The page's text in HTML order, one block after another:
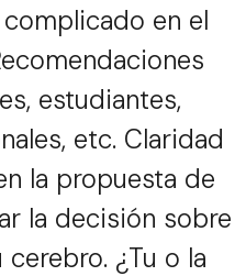
en el
estudiantes,
etc. Claridad
la propuesta de
la decisión sobre
¿Tu o la